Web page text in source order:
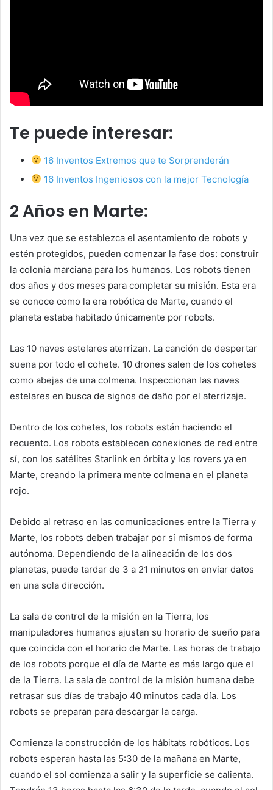
Te puede interesar:
16 Inventos Extremos que te Sorprenderán
16 Inventos Ingeniosos con la mejor Tecnología
2 Años en Marte:
Una vez que se establezca el asentamiento de robots y
estén protegidos, pueden comenzar la fase dos: construir
la colonia marciana para los humanos. Los robots tienen
dos años y dos meses para completar su misión. Esta era
se conoce como la era robótica de Marte, cuando el
planeta estaba habitado únicamente por robots.
Las 10 naves estelares aterrizan. La canción de despertar
suena por todo el cohete. 10 drones salen de los cohetes
como abejas de una colmena. Inspeccionan las naves
estelares en busca de signos de daño por el aterrizaje.
Dentro de los cohetes, los robots están haciendo el
recuento. Los robots establecen conexiones de red entre
sí, con los satélites Starlink en órbita y los rovers ya en
Marte, creando la primera mente colmena en el planeta
rojo.
Debido al retraso en las comunicaciones entre la Tierra y
Marte, los robots deben trabajar por sí mismos de forma
autónoma. Dependiendo de la alineación de los dos
planetas, puede tardar de 3 a 21 minutos en enviar datos
en una sola dirección.
La sala de control de la misión en la Tierra, los
manipuladores humanos ajustan su horario de sueño para
que coincida con el horario de Marte. Las horas de trabajo
de los robots porque el día de Marte es más largo que el
de la Tierra. La sala de control de la misión humana debe
retrasar sus días de trabajo 40 minutos cada día. Los
robots se preparan para descargar la carga.
Comienza la construcción de los hábitats robóticos. Los
robots esperan hasta las 5:30 de la mañana en Marte,
cuando el sol comienza a salir y la superficie se calienta.